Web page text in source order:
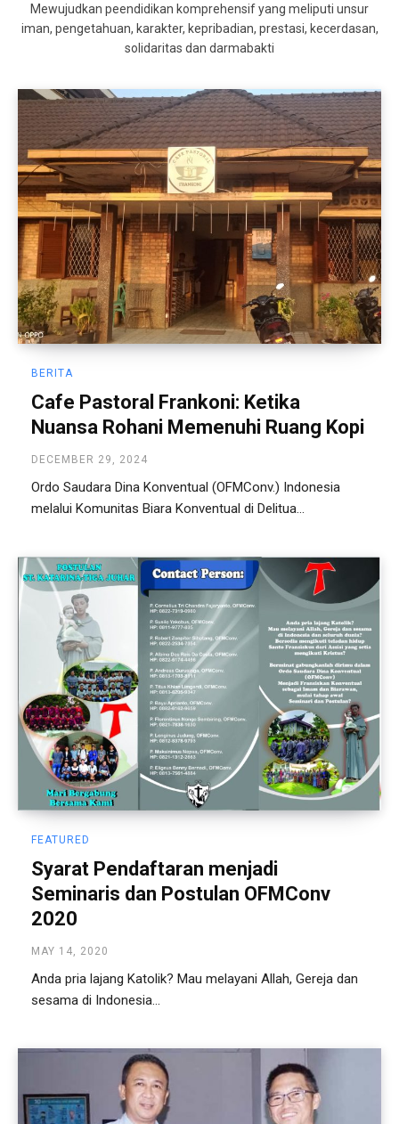
Mewujudkan peendidikan komprehensif yang meliputi unsur
iman, pengetahuan, karakter, kepribadian, prestasi, kecerdasan,
solidaritas dan darmabakti
BERITA
Cafe Pastoral Frankoni: Ketika
Nuansa Rohani Memenuhi Ruang Kopi
DECEMBER 29, 2024
Ordo Saudara Dina Konventual (OFMConv.) Indonesia
melalui Komunitas Biara Konventual di Delitua...
FEATURED
Syarat Pendaftaran menjadi
Seminaris dan Postulan OFMConv
2020
MAY 14, 2020
Anda pria lajang Katolik? Mau melayani Allah, Gereja dan
sesama di Indonesia...